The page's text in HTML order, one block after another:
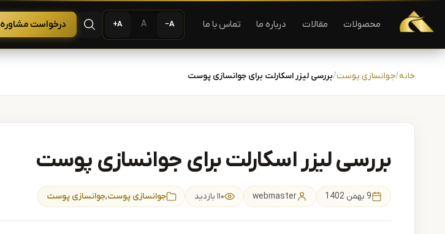
پرش به محتوا
دستگاه لیزر موهای زاید | دستگاه لاغری | آفرودیت لیزر — تجهیزات لیزر و زیبایی
محصولات مقالات درباره ما تماس با ما A−
A
A+
باز کردن جستجو
درخواست مشاوره
خانه جوانسازی پوست بررسی لیزر اسکارلت برای جوانسازی پوست
بررسی لیزر اسکارلت برای جوانسازی پوست
9 بهمن 1402 webmaster ۱۱۰ بازدید جوانسازی پوست,جوانسازی پوست